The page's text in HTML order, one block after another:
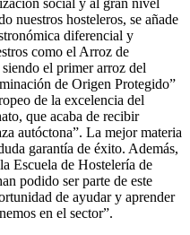
nuestros hosteleros, se añade
diferencial y
como el Arroz de
el primer arroz del
de Origen Protegido”
de la excelencia del
que acaba de recibir
autóctona”. La mejor materia
garantía de éxito. Además,
Escuela de Hostelería de
podido ser parte de este
de ayudar y aprender
en el sector”.